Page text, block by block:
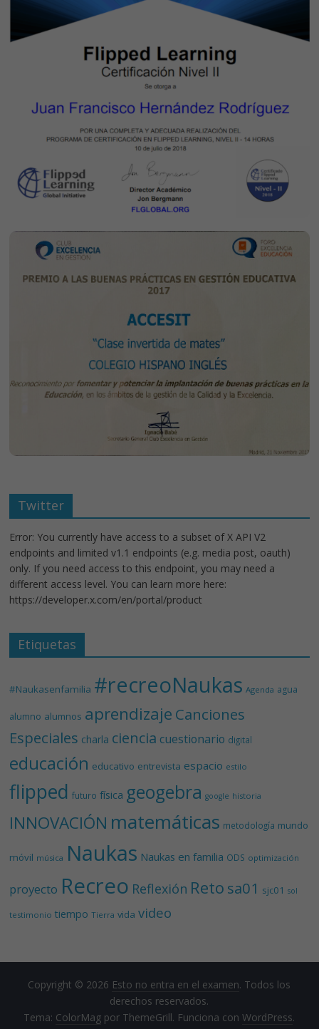
Twitter
Error: You currently have access to a subset of X API V2
endpoints and limited v1.1 endpoints (e.g. media post, oauth)
only. If you need access to this endpoint, you may need a
different access level. You can learn more here:
https://developer.x.com/en/portal/product
Etiquetas
#Naukasenfamilia #recreoNaukas Agenda agua
alumno alumnos aprendizaje Canciones
Especiales charla ciencia cuestionario digital
educación educativo entrevista espacio estilo
flipped futuro física geogebra google historia
INNOVACIÓN matemáticas metodología mundo
móvil música Naukas Naukas en familia ODS optimización
proyecto Recreo Reflexión Reto sa01 sjc01 sol
testimonio tiempo Tierra vida video
Copyright © 2026 Esto no entra en el examen. Todos los
derechos reservados.
Tema: ColorMag por ThemeGrill. Funciona conWordPress.